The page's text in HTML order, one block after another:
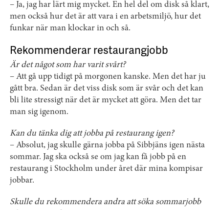
– Ja, jag har lärt mig mycket. En hel del om disk så klart,
men också hur det är att vara i en arbetsmiljö, hur det
funkar när man klockar in och så.
Rekommenderar restaurangjobb
Är det något som har varit svårt?
– Att gå upp tidigt på morgonen kanske. Men det har ju
gått bra. Sedan är det viss disk som är svår och det kan
bli lite stressigt när det är mycket att göra. Men det tar
man sig igenom.
Kan du tänka dig att jobba på restaurang igen?
– Absolut, jag skulle gärna jobba på Sibbjäns igen nästa
sommar. Jag ska också se om jag kan få jobb på en
restaurang i Stockholm under året där mina kompisar
jobbar.
Skulle du rekommendera andra att söka sommarjobb